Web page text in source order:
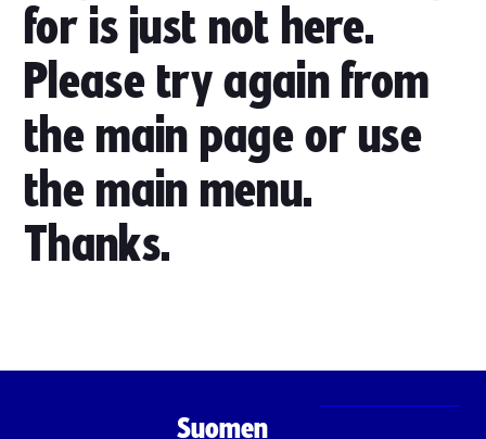
for is just not here.
Please try again from
the main page or use
the main menu.
Thanks.
Suomen